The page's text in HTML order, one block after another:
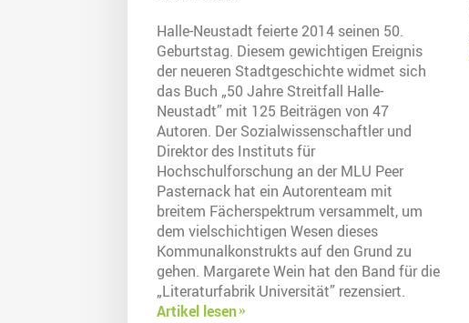
Halle-Neustadt feierte 2014 seinen 50.
Geburtstag. Diesem gewichtigen Ereignis
der neueren Stadtgeschichte widmet sich
das Buch „50 Jahre Streitfall Halle-
Neustadt” mit 125 Beiträgen von 47
Autoren. Der Sozialwissenschaftler und
Direktor des Instituts für
Hochschulforschung an der MLU Peer
Pasternack hat ein Autorenteam mit
breitem Fächerspektrum versammelt, um
dem vielschichtigen Wesen dieses
Kommunalkonstrukts auf den Grund zu
gehen. Margarete Wein hat den Band für die
„Literaturfabrik Universität” rezensiert.
Artikel lesen